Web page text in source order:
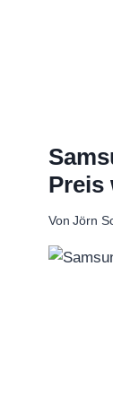
Preis
Von Jörn